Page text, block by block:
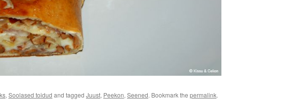
, Soolased toidud and tagged Juust, Peekon, Seened. Bookmark the permalink.